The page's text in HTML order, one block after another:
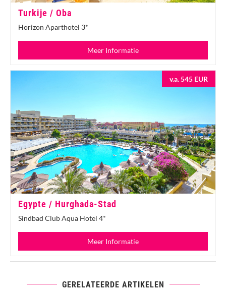
Turkije / Oba
Horizon Aparthotel 3*
Meer Informatie
v.a. 545 EUR
Egypte / Hurghada-Stad
Sindbad Club Aqua Hotel 4*
Meer Informatie
GERELATEERDE ARTIKELEN